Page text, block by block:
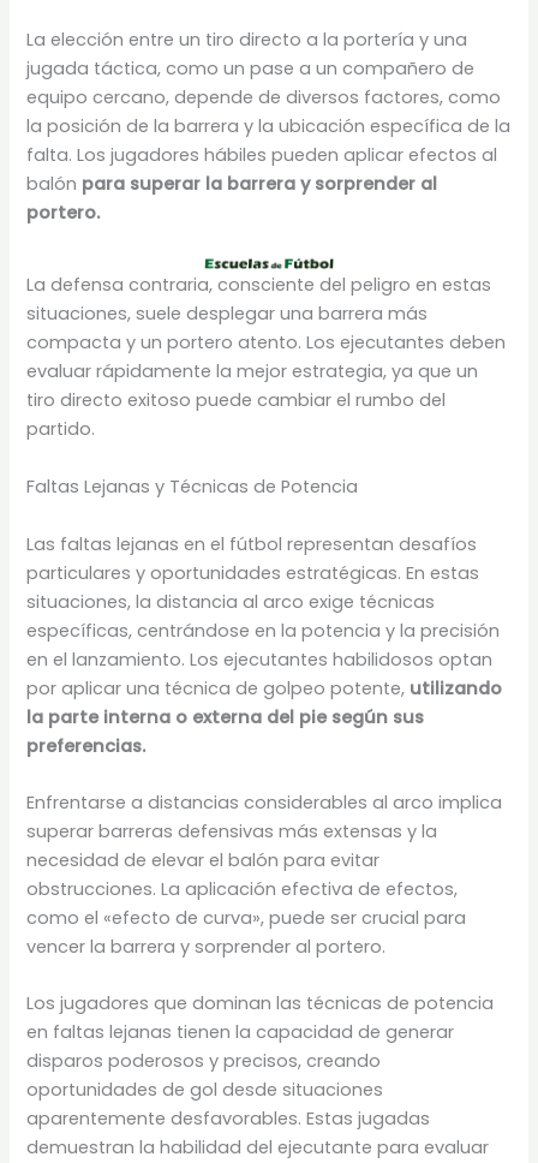
La elección entre un tiro directo a la portería y una
jugada táctica, como un pase a un compañero de
equipo cercano, depende de diversos factores, como
la posición de la barrera y la ubicación específica de la
falta. Los jugadores hábiles pueden aplicar efectos al
balón para superar la barrera y sorprender al
portero.
La defensa contraria, consciente del peligro en estas
situaciones, suele desplegar una barrera más
compacta y un portero atento. Los ejecutantes deben
evaluar rápidamente la mejor estrategia, ya que un
tiro directo exitoso puede cambiar el rumbo del
partido.
Faltas Lejanas y Técnicas de Potencia
Las faltas lejanas en el fútbol representan desafíos
particulares y oportunidades estratégicas. En estas
situaciones, la distancia al arco exige técnicas
específicas, centrándose en la potencia y la precisión
en el lanzamiento. Los ejecutantes habilidosos optan
por aplicar una técnica de golpeo potente, utilizando
la parte interna o externa del pie según sus
preferencias.
Enfrentarse a distancias considerables al arco implica
superar barreras defensivas más extensas y la
necesidad de elevar el balón para evitar
obstrucciones. La aplicación efectiva de efectos,
como el «efecto de curva», puede ser crucial para
vencer la barrera y sorprender al portero.
Los jugadores que dominan las técnicas de potencia
en faltas lejanas tienen la capacidad de generar
disparos poderosos y precisos, creando
oportunidades de gol desde situaciones
aparentemente desfavorables. Estas jugadas
demuestran la habilidad del ejecutante para evaluar